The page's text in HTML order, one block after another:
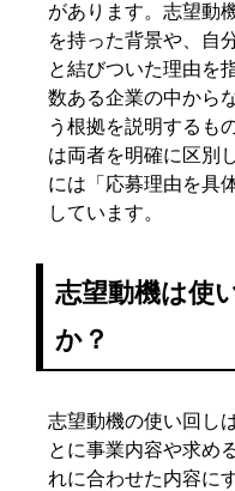
があります。志望動
を持った背景や、自
と結びついた理由を
数ある企業の中から
う根拠を説明するも
は両者を明確に区別
には「応募理由を具
しています。
志望動機は使
か？
志望動機の使い回し
とに事業内容や求め
れに合わせた内容に